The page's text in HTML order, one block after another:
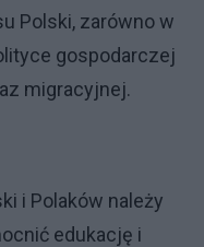
Polski, zarówno w
gospodarczej
migracyjnej.
i Polaków należy
edukację i